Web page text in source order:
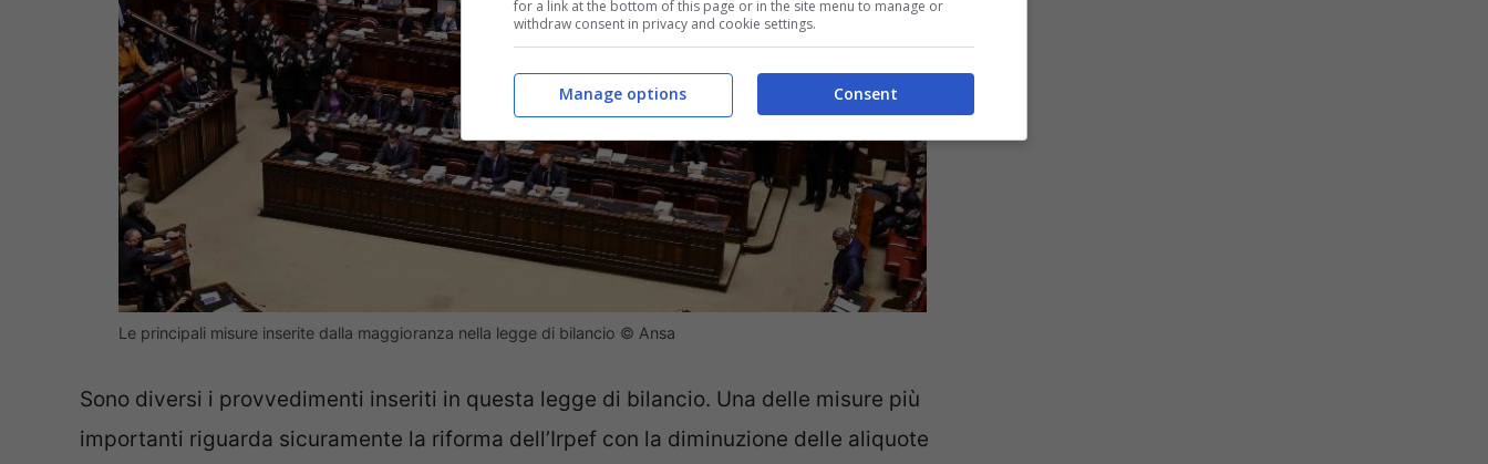
Le principali misure inserite dalla maggioranza nella legge di bilancio © Ansa
Sono diversi i provvedimenti inseriti in questa legge di bilancio. Una delle misure più
importanti riguarda sicuramente la riforma dell’Irpef con la diminuzione delle aliquote
for a link at the bottom of this page or in the site menu to manage or
withdraw consent in privacy and cookie settings.
Consent
Manage options